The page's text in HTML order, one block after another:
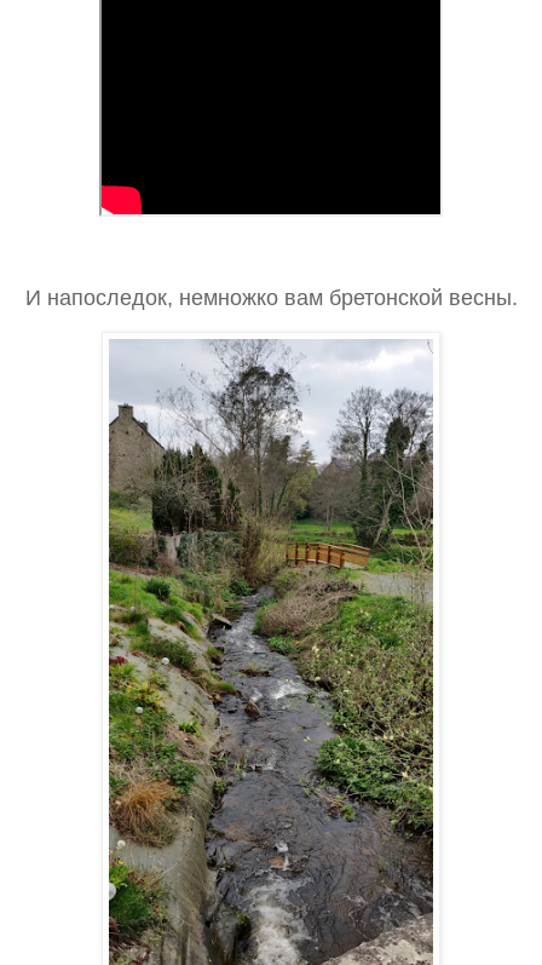
И напоследок, немножко вам бретонской весны.